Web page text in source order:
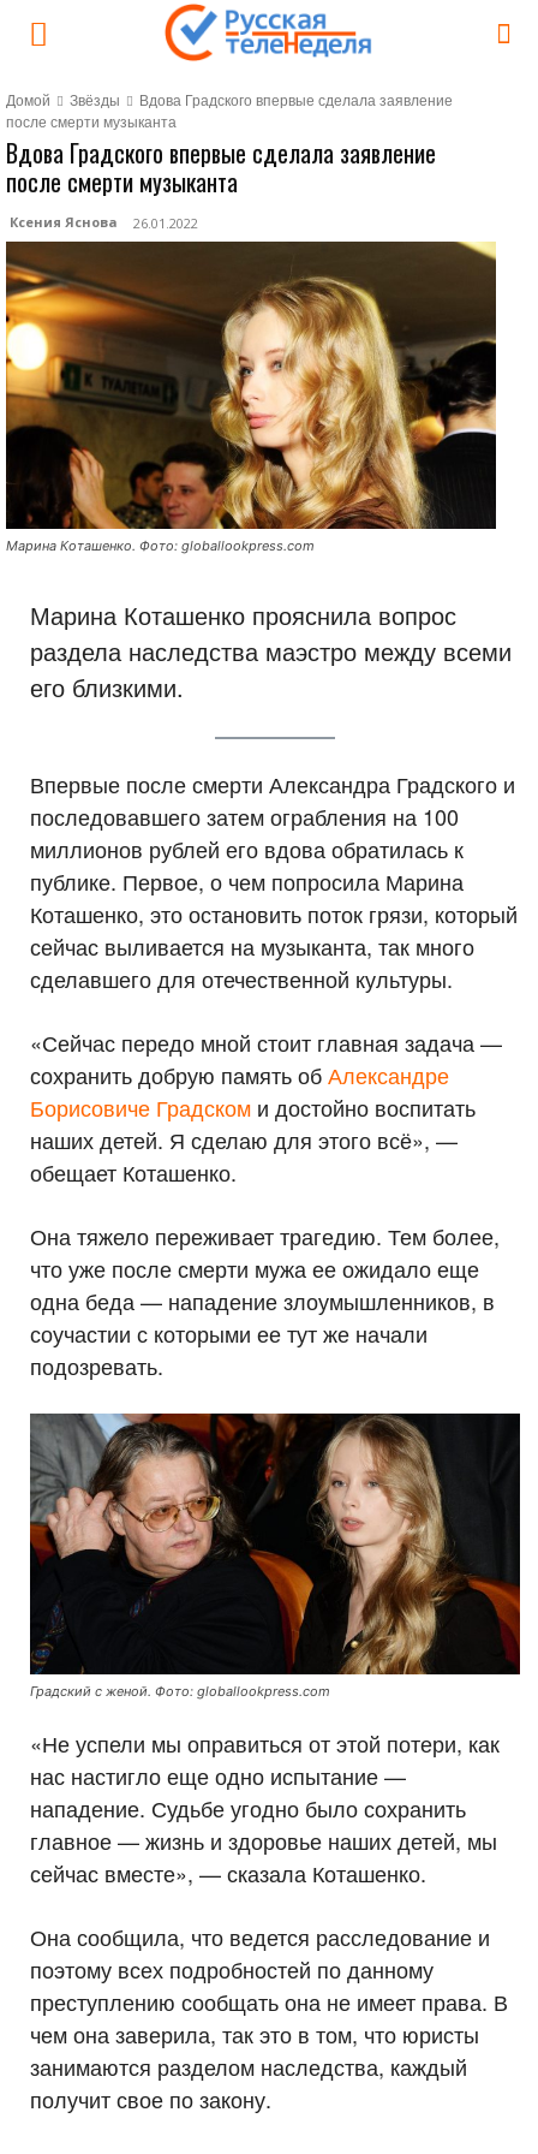
Домой Звёзды
Вдова Градского впервые сделала заявление
после смерти музыканта
Вдова Градского впервые сделала заявление
после смерти музыканта
Ксения Яснова 26.01.2022
Марина Коташенко. Фото: globallookpress.com
Марина Коташенко прояснила вопрос
раздела наследства маэстро между всеми
его близкими.
Впервые после смерти Александра Градского и
последовавшего затем ограбления на 100
миллионов рублей его вдова обратилась к
публике. Первое, о чем попросила Марина
Коташенко, это остановить поток грязи, который
сейчас выливается на музыканта, так много
сделавшего для отечественной культуры.
«Сейчас передо мной стоит главная задача —
сохранить добрую память обАлександре
Борисовиче Градском и достойно воспитать
наших детей. Я сделаю для этого всё», —
обещает Коташенко.
Она тяжело переживает трагедию. Тем более,
что уже после смерти мужа ее ожидало еще
одна беда — нападение злоумышленников, в
соучастии с которыми ее тут же начали
подозревать.
Градский с женой. Фото: globallookpress.com
«Не успели мы оправиться от этой потери, как
нас настигло еще одно испытание —
нападение. Судьбе угодно было сохранить
главное — жизнь и здоровье наших детей, мы
сейчас вместе», — сказала Коташенко.
Она сообщила, что ведется расследование и
поэтому всех подробностей по данному
преступлению сообщать она не имеет права. В
чем она заверила, так это в том, что юристы
занимаются разделом наследства, каждый
получит свое по закону.